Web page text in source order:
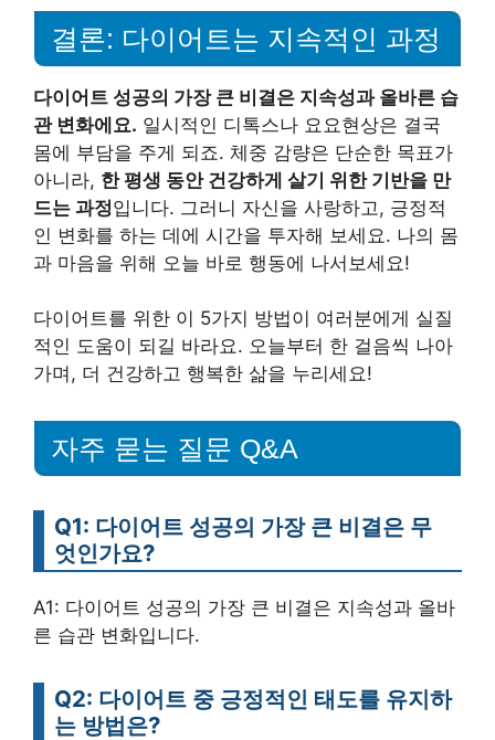
결론: 다이어트는 지속적인 과정
다이어트 성공의 가장 큰 비결은 지속성과 올바른 습
관 변화에요. 일시적인 디톡스나 요요현상은 결국
몸에 부담을 주게 되죠. 체중 감량은 단순한 목표가
아니라, 한 평생 동안 건강하게 살기 위한 기반을 만
드는 과정입니다. 그러니 자신을 사랑하고, 긍정적
인 변화를 하는 데에 시간을 투자해 보세요. 나의 몸
과 마음을 위해 오늘 바로 행동에 나서보세요!
다이어트를 위한 이 5가지 방법이 여러분에게 실질
적인 도움이 되길 바라요. 오늘부터 한 걸음씩 나아
가며, 더 건강하고 행복한 삶을 누리세요!
자주 묻는 질문 Q&A
Q1: 다이어트 성공의 가장 큰 비결은 무
엇인가요?
A1: 다이어트 성공의 가장 큰 비결은 지속성과 올바
른 습관 변화입니다.
Q2: 다이어트 중 긍정적인 태도를 유지하
는 방법은?